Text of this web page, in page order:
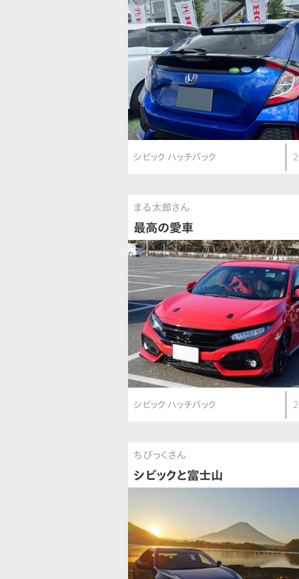
シビック ハッチバック
まる太郎さん
最高の愛車
シビック ハッチバック
ちびっくさん
シビックと富士山